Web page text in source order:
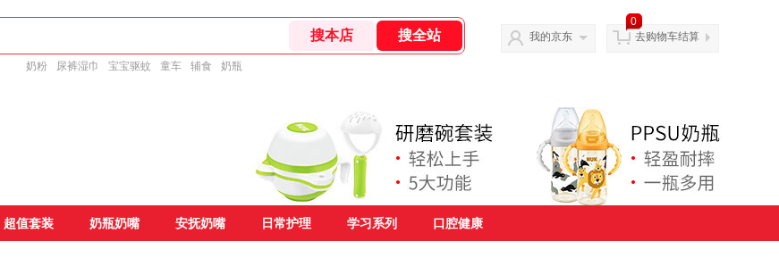
奶粉 尿裤湿巾 宝宝驱蚊 童车 辅食 奶瓶
我的京东
0
去购物车结算
超值套装 奶瓶奶嘴 安抚奶嘴 日常护理 学习系列 口腔健康